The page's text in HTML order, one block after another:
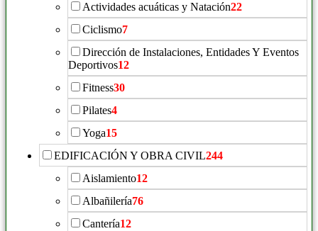
Actividades acuáticas y Natación22
Ciclismo7
Dirección de Instalaciones, Entidades Y Eventos
Deportivos12
Fitness30
Pilates4
Yoga15
EDIFICACIÓN Y OBRA CIVIL244
Aislamiento12
Albañilería76
Cantería12